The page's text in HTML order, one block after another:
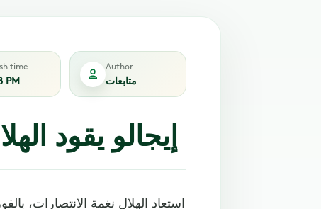
time
PM
Author
متابعات
إيجالو يقود